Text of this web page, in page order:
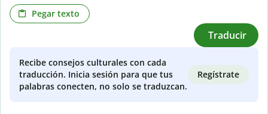
Pegar texto
Traducir
Recibe consejos culturales con cada
traducción. Inicia sesión para que tus
palabras conecten, no solo se traduzcan.
Regístrate